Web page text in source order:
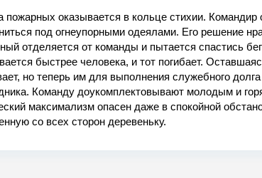
пожарных оказывается в кольце стихии. Командир
под огнеупорными одеялами. Его решение
отделяется от команды и пытается спастись
быстрее человека, и тот погибает.
но теперь им для выполнения служебного долга
Команду доукомплектовывают молодым и
максимализм опасен даже в спокойной
со всех сторон деревеньку.